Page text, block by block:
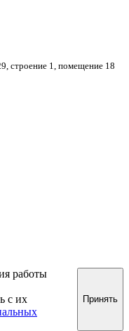
строение 1, помещение 18
работы
с их
Принять